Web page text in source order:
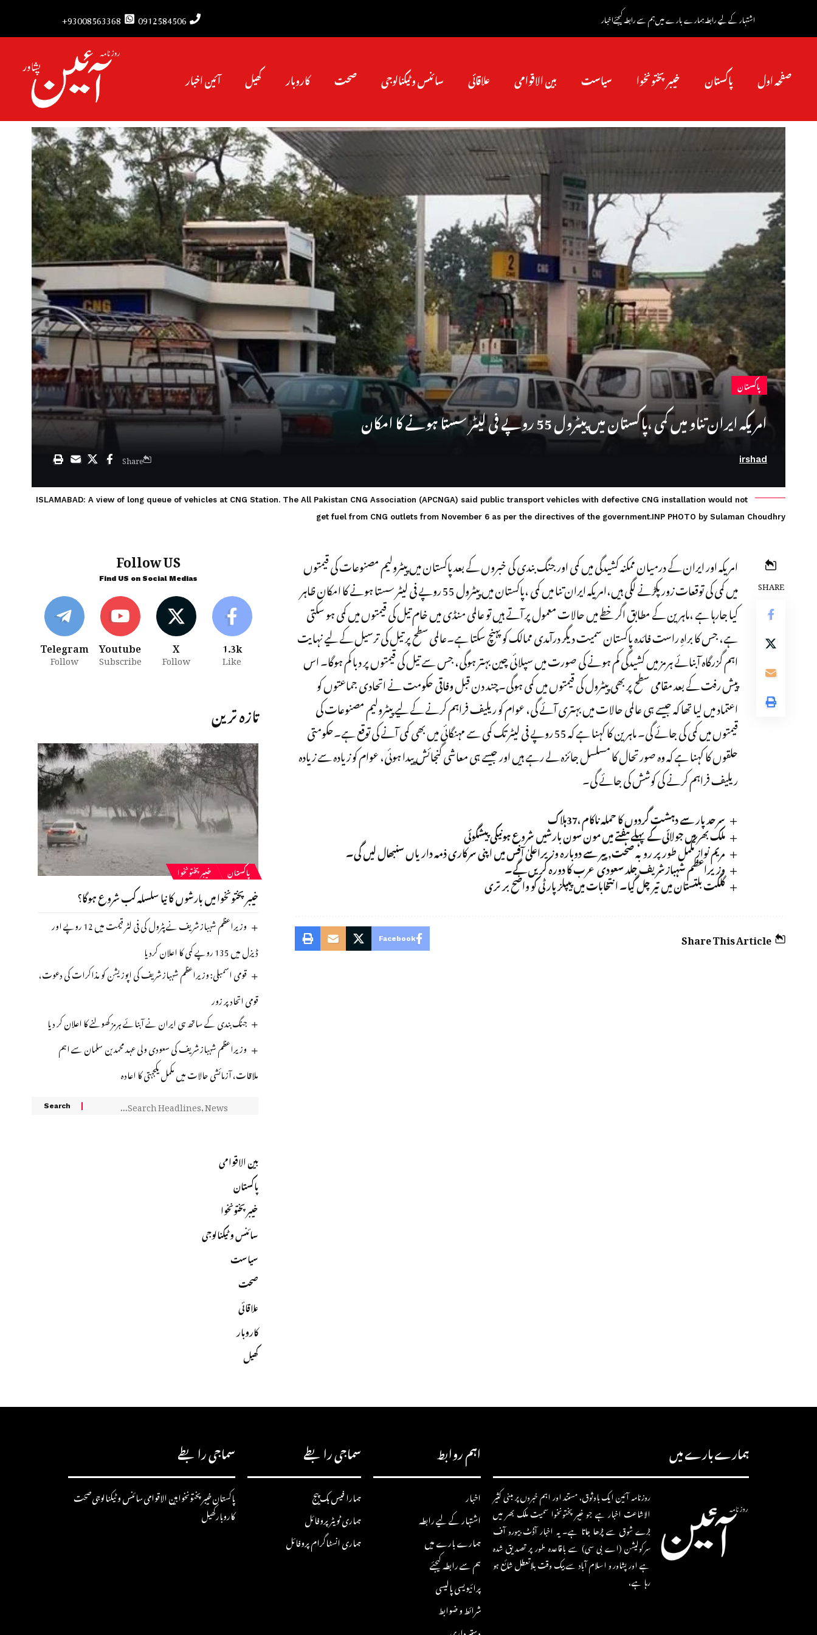
اشتہار کے لیے رابطہہمارے بارے میںہم سے رابطہ کیجئےاخبار 0912584506
93008563368+
صفحہ اول پاکستان خیبرپختونخوا سیاست بین الاقوامی علاقائی سائنس و ٹیکنالوجی صحت کاروبار کھیل آئین اخبار
پاکستان
امریکہ ایران تناو میں کمی ،پاکستان میں پیٹرول 55 روپے فی لیٹر سستا ہونے کا امکان
irshad
Share
ISLAMABAD: A view of long queue of vehicles at CNG Station. The All Pakistan CNG Association (APCNGA) said public transport vehicles with defective CNG installation would not
get fuel from CNG outlets from November 6 as per the directives of the government.INP PHOTO by Sulaman Choudhry
SHARE
امریکہ اور ایران کے درمیان ممکنہ کشیدگی میں کمی اور جنگ بندی کی خبروں کے بعد پاکستان میں پیٹرولیم مصنوعات کی قیمتوں
میں کمی کی توقعات زور پکڑنے لگی ہیں،امریکہ ایران تنا میں کمی ،پاکستان میں پیٹرول 55 روپے فی لیٹر سستا ہونے کا امکان ظاہر
کیا جارہا ہے ،ماہرین کے مطابق اگر خطے میں حالات معمول پر آتے ہیں تو عالمی منڈی میں خام تیل کی قیمتوں میں کمی ہو سکتی
ہے، جس کا براہِ راست فائدہ پاکستان سمیت دیگر درآمدی ممالک کو پہنچ سکتا ہے۔عالمی سطح پر تیل کی ترسیل کے لیے نہایت
اہم گزرگاہ آبنائے ہرمز میں کشیدگی کم ہونے کی صورت میں سپلائی چین بہتر ہوگی، جس سے تیل کی قیمتوں پر دبا کم ہوگا۔ اس
پیش رفت کے بعد مقامی سطح پر بھی پیٹرول کی قیمتوں میں کمی ہوگی۔چند دن قبل وفاقی حکومت نے اتحادی جماعتوں کو
اعتماد میں لیا تھا کہ جیسے ہی عالمی حالات میں بہتری آئے گی، عوام کو ریلیف فراہم کرنے کے لیے پیٹرولیم مصنوعات کی
قیمتوں میں کمی کی جائے گی۔ ماہرین کا کہنا ہے کہ 55 روپے فی لیٹر تک کمی سے مہنگائی میں بھی کمی آنے کی توقع ہے۔حکومتی
حلقوں کا کہنا ہے کہ وہ صورتحال کا مسلسل جائزہ لے رہے ہیں اور جیسے ہی معاشی گنجائش پیدا ہوئی، عوام کو زیادہ سے زیادہ
ریلیف فراہم کرنے کی کوشش کی جائے گی۔
سرحد پار سے دہشت گردوں کا حملہ ناکام ،37ہلاک
ملک بھر میں جولائی کے پہلے ہفتے میں مون سون بارشیں شروع ہونیکی پیشگوئی
مریم نواز مکمل طور پر روبہ صحت, پیر سے دوبارہ وزیراعلیٰ آفس میں اپنی سرکاری ذمہ داریاں سنبھال لیں گی۔
وزیراعظم شہبازشریف جلد سعودی عرب کا دورہ کریں گے۔
گلگت بلتستان میں تیر چل گیا۔ انتخابات میں پیپلز پارٹی کو واضح برتری
Share This Article
Facebook
Follow US
Find US on Social Medias
1.3k
Like
X
Follow
Youtube
Subscribe
Telegram
Follow
تازہ ترین
پاکستان خیبرپختونخوا
خیبرپختونخوا میں بارشوں کا نیا سلسلہ کب شروع ہوگا؟
وزیراعظم شہباز شریف نے پٹرول کی فی لٹر قیمت میں 12 روپے اور
ڈیزل میں 135 روپے کمی کا اعلان کردیا
قومی اسمبلی: وزیراعظم شہباز شریف کی اپوزیشن کو مذاکرات کی دعوت،
قومی اتحاد پر زور
جنگ بندی کے ساتھ ہی ایران نے آبنائے ہرمز کھولنے کا اعلان کر دیا
وزیراعظم شہباز شریف کی سعودی ولی عہد محمد بن سلمان سے اہم
ملاقات، آزمائشی حالات میں مکمل یکجہتی کا اعادہ
بین الاقوامی
پاکستان
خیبرپختونخوا
سائنس و ٹیکنالوجی
سیاست
صحت
علاقائی
کاروبار
کھیل
ہمارے بارے میں
روزنامہ آئین ایک باوثوق، مستند اور اہم خبروں پر مبنی کثیر
الاشاعت اخبار ہے جو خیبر پختونخوا سمیت ملک بھر میں
بڑے شوق سے پڑھا جاتا ہے۔ یہ اخبار آڈٹ بیورو آف
سرکولیشن (اے بی سی) سے باقاعدہ طور پر تصدیق شدہ
ہے اور پشاور و اسلام آباد سے بیک وقت بلاتعطل شائع ہو
رہا ہے،
اہم روابط
اخبار
اشتہار کے لیے رابطہ
ہمارے بارے میں
ہم سے رابطہ کیجئے
پرائیویسی پالیسی
شرائط و ضوابط
سماجی رابطے
ہمارا فیس بک پیج
ہماری ٹویٹر پروفائل
ہماری انسٹاگرام پروفائل
سماجی رابطے
پاکستانخیبرپختونخوابین الاقوامیسائنس و ٹیکنالوجیصحت
کاروبارکھیل